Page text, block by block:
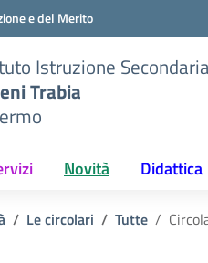
e del Merito
Istruzione
Trabia
Novità Didattica
Le circolari Tutte